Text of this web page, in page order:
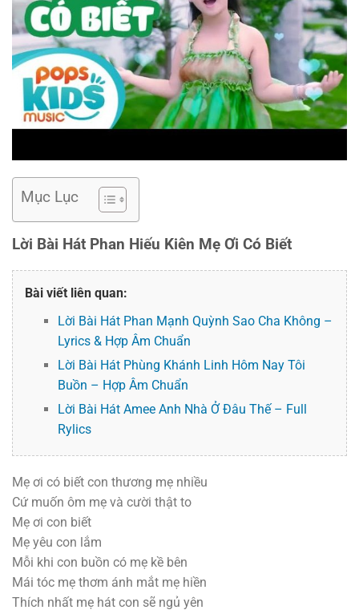
Mục Lục
Lời Bài Hát Phan Hiếu Kiên Mẹ Ơi Có Biết
Bài viết liên quan:
Lời Bài Hát Phan Mạnh Quỳnh Sao Cha Không –
Lyrics & Hợp Âm Chuẩn
Lời Bài Hát Phùng Khánh Linh Hôm Nay Tôi
Buồn – Hợp Âm Chuẩn
Lời Bài Hát Amee Anh Nhà Ở Đâu Thế – Full
Rylics
Mẹ ơi có biết con thương mẹ nhiều
Cứ muốn ôm mẹ và cười thật to
Mẹ ơi con biết
Mẹ yêu con lắm
Mỗi khi con buồn có mẹ kề bên
Mái tóc mẹ thơm ánh mắt mẹ hiền
Thích nhất mẹ hát con sẽ ngủ yên